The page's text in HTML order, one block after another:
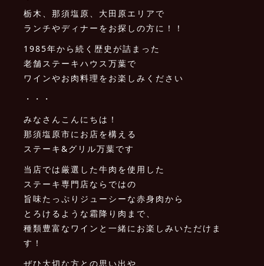
栃木、那須塩原、大田原エリアで
ランチやディナーをお探しの方に！！
1985年から続く歴史が詰まった
老舗ステーキハウス万葉で
ワインやお肉料理をお楽しみください
・・・
みなさんこんにちは！
那須塩原市にお店を構える
ステーキ&グリル万葉です
当店では厳選した牛肉を使用した
ステーキ専門店ならではの
旨味たっぷりジューシーな赤身肉から
とろけるような霜降り肉まで、
種類豊富なワインと一緒にお楽しみいただけま
す！
ぜひ大切な方との思い出や、